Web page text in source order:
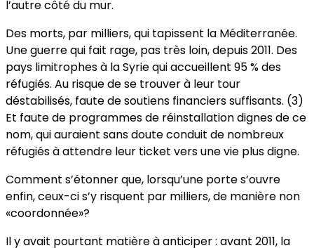
l’autre côté du mur.
Des morts, par milliers, qui tapissent la Méditerranée.
Une guerre qui fait rage, pas très loin, depuis 2011. Des
pays limitrophes à la Syrie qui accueillent 95 % des
réfugiés. Au risque de se trouver à leur tour
déstabilisés, faute de soutiens financiers suffisants. (3)
Et faute de programmes de réinstallation dignes de ce
nom, qui auraient sans doute conduit de nombreux
réfugiés à attendre leur ticket vers une vie plus digne.
Comment s’étonner que, lorsqu’une porte s’ouvre
enfin, ceux-ci s’y risquent par milliers, de manière non
«coordonnée»?
Il y avait pourtant matière à anticiper : avant 2011, la